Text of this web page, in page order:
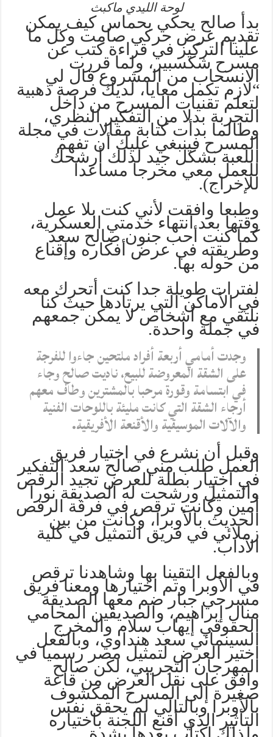
لوحة الليدي ماكبث
بدأ صالح يحكي بحماس كيف يمكن
تقديم عرض حركي صامت وكل ما
علينا التركيز في قراءة كتب عن
مسرح شكسبير، ولما قررت
الانسحاب من المشروع قال لي
“لازم تكمل معايا، لديك فرصة ذهبية
لتعلم تقنيات المسرح من داخل
التجربة بدلا من التفكير النظري،
وطالما بدأت كتابة مقالات في مجلة
المسرح فينبغي عليك أن تفهم
اللعبة بشكل جيد لذلك أرشحك
للعمل معي مخرجا مساعدا
للإخراج).
وطبعا وافقت لأني كنت بلا عمل
وقتها بعد انتهاء خدمتي العسكرية،
كما كنت أحب جنون صالح سعد
وطريقته في عرض أفكاره وإقناع
من حوله بها.
لفترات طويلة جدا كنت أتحرك معه
في الأماكن التي يرتادها حيث كنا
نلتقي مع أشخاص لا يمكن جمعهم
في جملة واحدة.
وجدت أمامي أربعة أفراد ملتحين جاءوا للفرجة
على الشقة المعروضة للبيع، ناديت صالح وجاء
في ابتسامة وقورة مرحبا بالمشترين وطاف معهم
أرجاء الشقة التي كانت مليئة باللوحات الفنية
والآلات الموسيقية والأقنعة الأفريقية.
وقبل أن نشرع في اختيار فريق
العمل طلب مني صالح سعد التفكير
في اختيار بطلة للعرض تجيد الرقص
والتمثيل ورشحت له الصديقة نورا
أمين وكانت ترقص في فرقة الرقص
الحديث بالأوبرا، وكانت من بين
زملائي في فريق التمثيل في كلية
الآداب.
وبالفعل التقينا بها وشاهدنا ترقص
في الأوبرا وتم اختيارها ومعنا فريق
مسرحي جبار ضم معها الصديقة
منال إبراهيم، والصديقين المحامي
الحقوقي إيهاب سلام والمخرج
السينمائي سعد هنداوي، وبالفعل
اختير العرض لتمثيل مصر رسميا في
المهرجان التجريبي، لكن صالح
وافق على نقل العرض من قاعة
صغيرة إلى المسرح المكشوف
بالأوبرا وبالتالي لم يحقق نفس
التأثير الذي أقنع اللجنة باختياره